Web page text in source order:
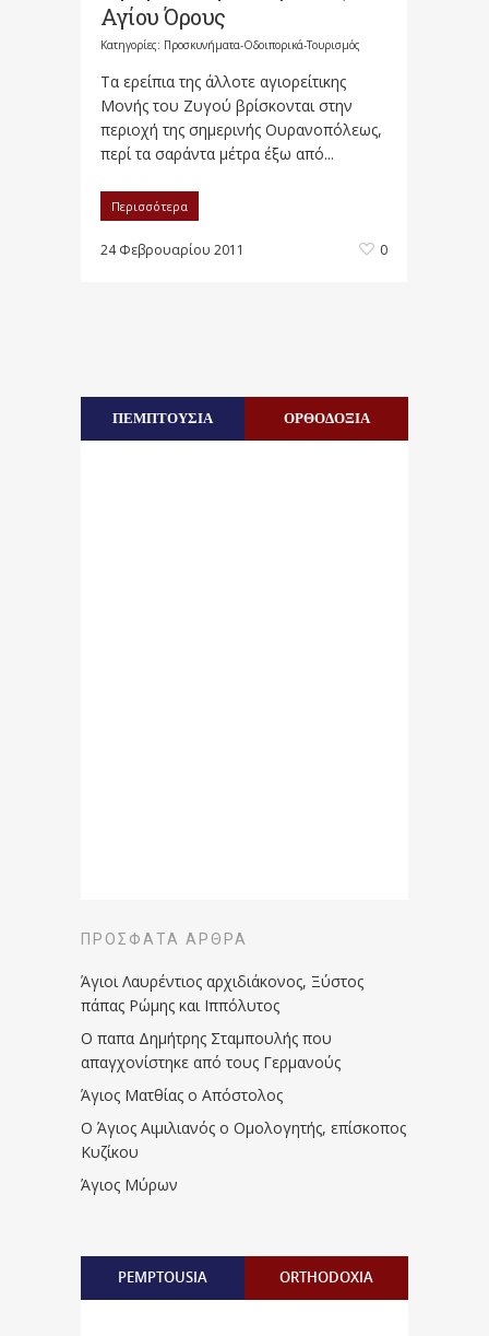
Αγίου Όρους
Κατηγορίες: Προσκυνήματα-Οδοιπορικά-Τουρισμός
Τα ερείπια της άλλοτε αγιορείτικης
Μονής του Ζυγού βρίσκονται στην
περιοχή της σημερινής Ουρανοπόλεως,
περί τα σαράντα μέτρα έξω από...
Περισσότερα
24 Φεβρουαρίου 2011 0
ΠΕΜΠΤΟΥΣΙΑ ΟΡΘΟΔΟΞΙΑ
ΠΡΌΣΦΑΤΑ ΆΡΘΡΑ
Άγιοι Λαυρέντιος αρχιδιάκονος, Ξύστος
πάπας Ρώμης και Ιππόλυτος
Ο παπα Δημήτρης Σταμπουλής που
απαγχονίστηκε από τους Γερμανούς
Άγιος Ματθίας ο Απόστολος
Ο Άγιος Αιμιλιανός ο Ομολογητής, επίσκοπος
Κυζίκου
Άγιος Μύρων
PEMPTOUSIA ORTHODOXIA